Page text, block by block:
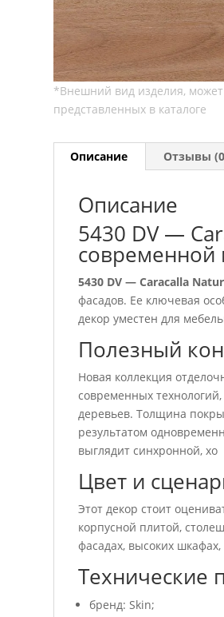
Описание Отзывы
Описание
5430 DV —
современной
5430 DV — Caracalla
фасадов. Ее ключевая
декор уместен для
Полезный
Новая коллекция
современных
деревьев. Толщина
результатом
выглядит синхронной, хо
Цвет и
Этот декор стоит
корпусной плитой,
фасадах, высоких
Технические
бренд: Skin;